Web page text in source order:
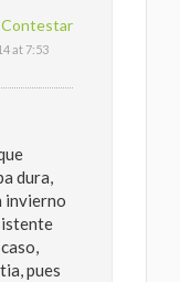
Contestar
at 7:53
dura,
invierno
pues